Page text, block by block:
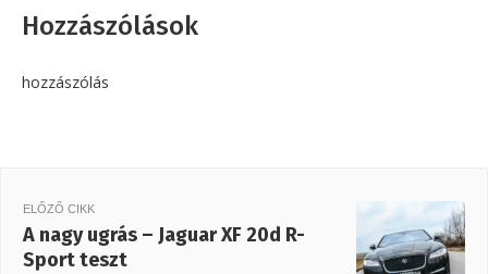
Hozzászólások
hozzászólás
ELŐZŐ CIKK
A nagy ugrás – Jaguar XF 20d R-
Sport teszt